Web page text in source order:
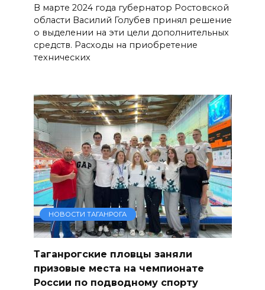
В марте 2024 года губернатор Ростовской
области Василий Голубев принял решение
о выделении на эти цели дополнительных
средств. Расходы на приобретение
технических
НОВОСТИ ТАГАНРОГА
Таганрогские пловцы заняли
призовые места на чемпионате
России по подводному спорту